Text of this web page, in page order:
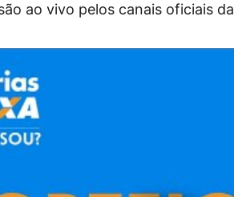
ao vivo pelos canais oficiais da